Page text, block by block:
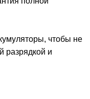
чтобы не
разрядкой и